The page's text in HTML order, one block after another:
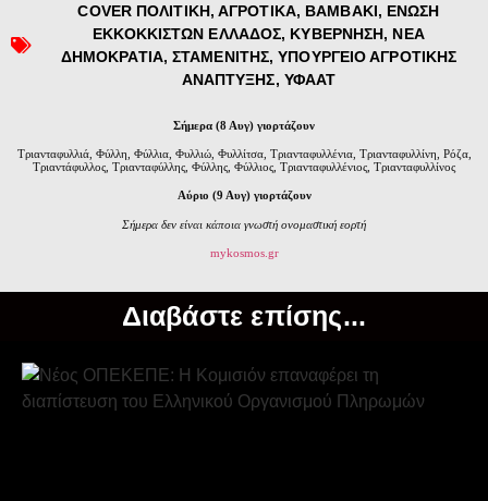
COVER ΠΟΛΙΤΙΚΗ,ΑΓΡΟΤΙΚΑ, ΒΑΜΒΑΚΙ, ΕΝΩΣΗ
ΕΚΚΟΚΚΙΣΤΩΝ ΕΛΛΑΔΟΣ, ΚΥΒΕΡΝΗΣΗ, ΝΕΑ
ΔΗΜΟΚΡΑΤΙΑ,ΣΤΑΜΕΝΙΤΗΣ,ΥΠΟΥΡΓΕΙΟ ΑΓΡΟΤΙΚΗΣ
ΑΝΑΠΤΥΞΗΣ, ΥΦΑΑΤ
Σήμερα (8 Αυγ) γιορτάζουν
Τριανταφυλλιά, Φύλλη, Φύλλια, Φυλλιώ, Φυλλίτσα, Τριανταφυλλένια, Τριανταφυλλίνη, Ρόζα,
Τριαντάφυλλος, Τριανταφύλλης, Φύλλης, Φύλλιος, Τριανταφυλλένιος, Τριανταφυλλίνος
Αύριο (9 Αυγ) γιορτάζουν
Σήμερα δεν είναι κάποια γνωστή ονομαστική εορτή
mykosmos.gr
Διαβάστε επίσης...